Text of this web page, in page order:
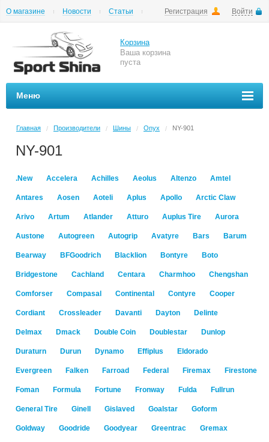
Регистрация Войти
О магазине Новости
Статьи
Корзина
Ваша корзина
пуста
Меню
Главная / Производители / Шины / Onyx / NY-901
NY-901
.New Accelera Achilles Aeolus Altenzo Amtel
Antares Aosen Aoteli Aplus Apollo Arctic Claw
Arivo Artum Atlander Atturo Auplus Tire Aurora
Austone Autogreen Autogrip Avatyre Bars Barum
Bearway BFGoodrich Blacklion Bontyre Boto
Bridgestone Cachland Centara Charmhoo Chengshan
Comforser Compasal Continental Contyre Cooper
Cordiant Crossleader Davanti Dayton Delinte
Delmax Dmack Double Coin Doublestar Dunlop
Duraturn Durun Dynamo Effiplus Eldorado
Evergreen Falken Farroad Federal Firemax Firestone
Foman Formula Fortune Fronway Fulda Fullrun
General Tire Ginell Gislaved Goalstar Goform
Goldway Goodride Goodyear Greentrac Gremax